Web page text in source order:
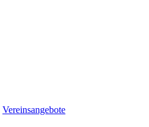
Vereinsangebote